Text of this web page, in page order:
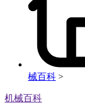
械百科 >
机械百科